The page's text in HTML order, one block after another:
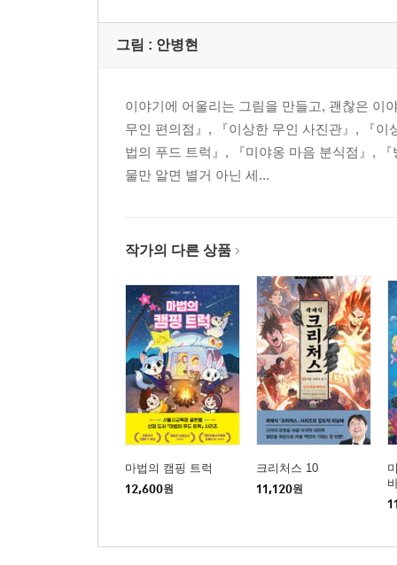
그림 : 안병현
이야기에 어울리는 그림을 만들고, 괜찮은 이
무인 편의점』, 『이상한 무인 사진관』, 『
법의 푸드 트럭』, 『미야옹 마음 분식점』,
물만 알면 별거 아닌 세...
작가의 다른 상품
마법의 캠핑 트럭
12,600원
크리처스 10
11,120원